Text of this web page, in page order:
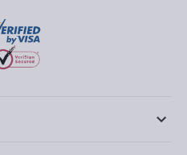
keyboard_arrow_down